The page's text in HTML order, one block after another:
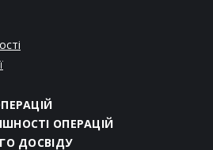
ОПЕРАЦІЙ
ДОСВІДУ